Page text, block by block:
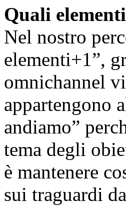
Quali
Nel nostro
elementi+1”,
omnichannel
appartengono
andiamo”
tema degli
è mantenere
sui traguardi